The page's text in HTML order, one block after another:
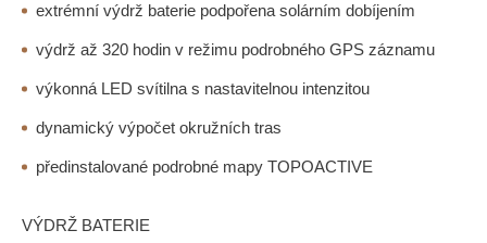
extrémní výdrž baterie podpořena solárním dobíjením
výdrž až 320 hodin v režimu podrobného GPS záznamu
výkonná LED svítilna s nastavitelnou intenzitou
dynamický výpočet okružních tras
předinstalované podrobné mapy TOPOACTIVE
VÝDRŽ BATERIE